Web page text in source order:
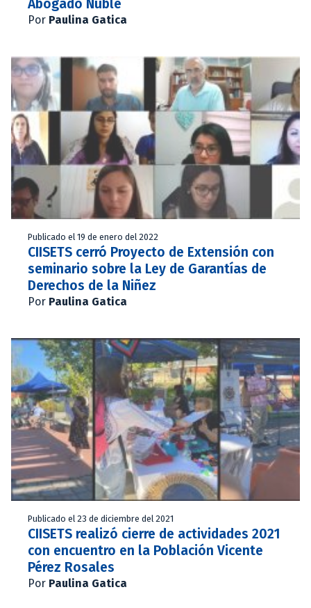
Abogado Ñuble
Por Paulina Gatica
Publicado el 19 de enero del 2022
CIISETS cerró Proyecto de Extensión con
seminario sobre la Ley de Garantías de
Derechos de la Niñez
Por Paulina Gatica
Publicado el 23 de diciembre del 2021
CIISETS realizó cierre de actividades 2021
con encuentro en la Población Vicente
Pérez Rosales
Por Paulina Gatica